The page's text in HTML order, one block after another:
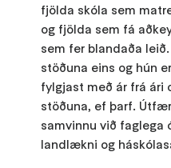
fjölda skóla sem
og fjölda sem fá
sem fer blandaða
stöðuna eins og hún
fylgjast með ár frá ári
stöðuna, ef þarf.
samvinnu við faglega
landlækni og